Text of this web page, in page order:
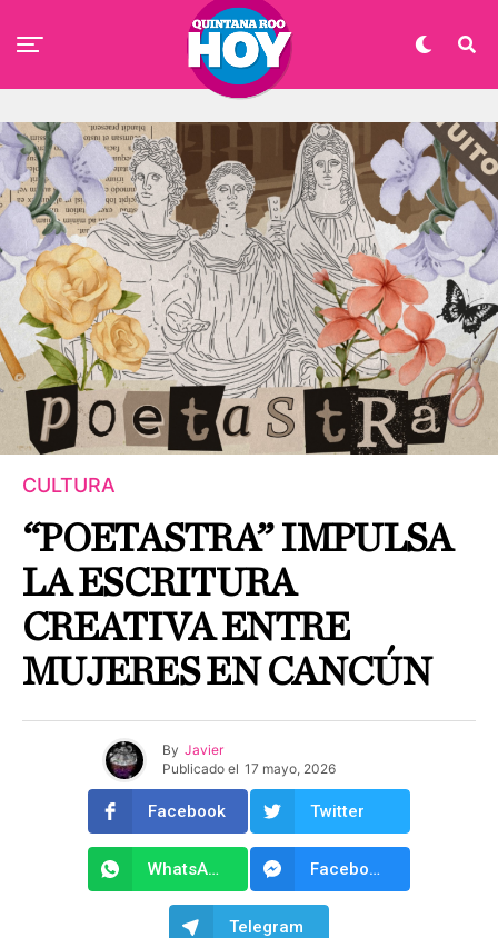
CULTURA
“POETASTRA” IMPULSA
LA ESCRITURA
CREATIVA ENTRE
MUJERES EN CANCÚN
By Javier
Publicado el 17 mayo, 2026
Facebook Twitter
WhatsApp Facebook Messenger
Telegram